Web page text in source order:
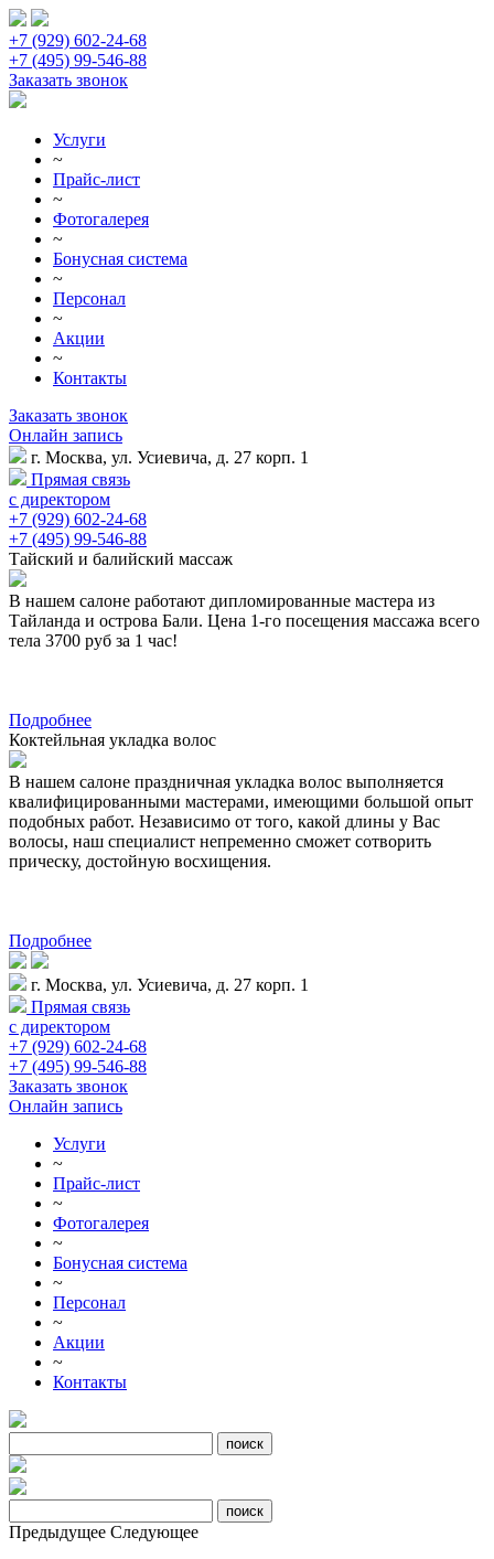
+7 (929) 602-24-68
+7 (495) 99-546-88
Заказать звонок
Услуги
~
Прайс-лист
~
Фотогалерея
~
Бонусная система
~
Персонал
~
Акции
~
Контакты
Заказать звонок
Онлайн запись
г. Москва, ул. Усиевича, д. 27 корп. 1
Прямая связь
с директором
+7 (929) 602-24-68
+7 (495) 99-546-88
Тайский и балийский массаж
В нашем салоне работают дипломированные мастера из
Тайланда и острова Бали. Цена 1-го посещения массажа всего
тела 3700 руб за 1 час!
Подробнее
Коктейльная укладка волос
В нашем салоне праздничная укладка волос выполняется
квалифицированными мастерами, имеющими большой опыт
подобных работ. Независимо от того, какой длины у Вас
волосы, наш специалист непременно сможет сотворить
прическу, достойную восхищения.
Подробнее
г. Москва, ул. Усиевича, д. 27 корп. 1
Прямая связь
с директором
+7 (929) 602-24-68
+7 (495) 99-546-88
Заказать звонок
Онлайн запись
Услуги
~
Прайс-лист
~
Фотогалерея
~
Бонусная система
~
Персонал
~
Акции
~
Контакты
Предыдущее Следующее